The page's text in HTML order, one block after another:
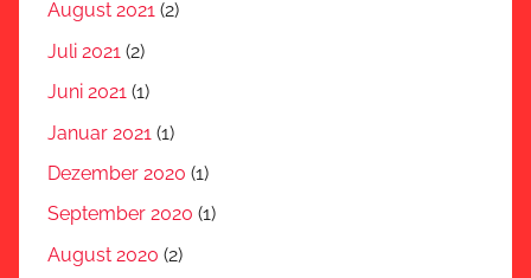
August 2021 (2)
Juli 2021 (2)
Juni 2021 (1)
Januar 2021 (1)
Dezember 2020 (1)
September 2020 (1)
August 2020 (2)